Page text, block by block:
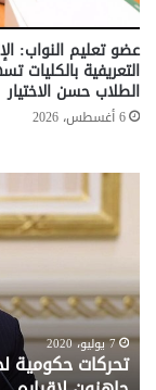
عضو تعليم النواب:
التعريفية بالكليات
الطلاب حسن الاختيار
6 أغسطس، 2026
تحركات
حكومية
لحسم
قانون
القديم..والبرلمان:
جاهزون
لإقراره
7 يوليو، 2020
تحركات حكومية